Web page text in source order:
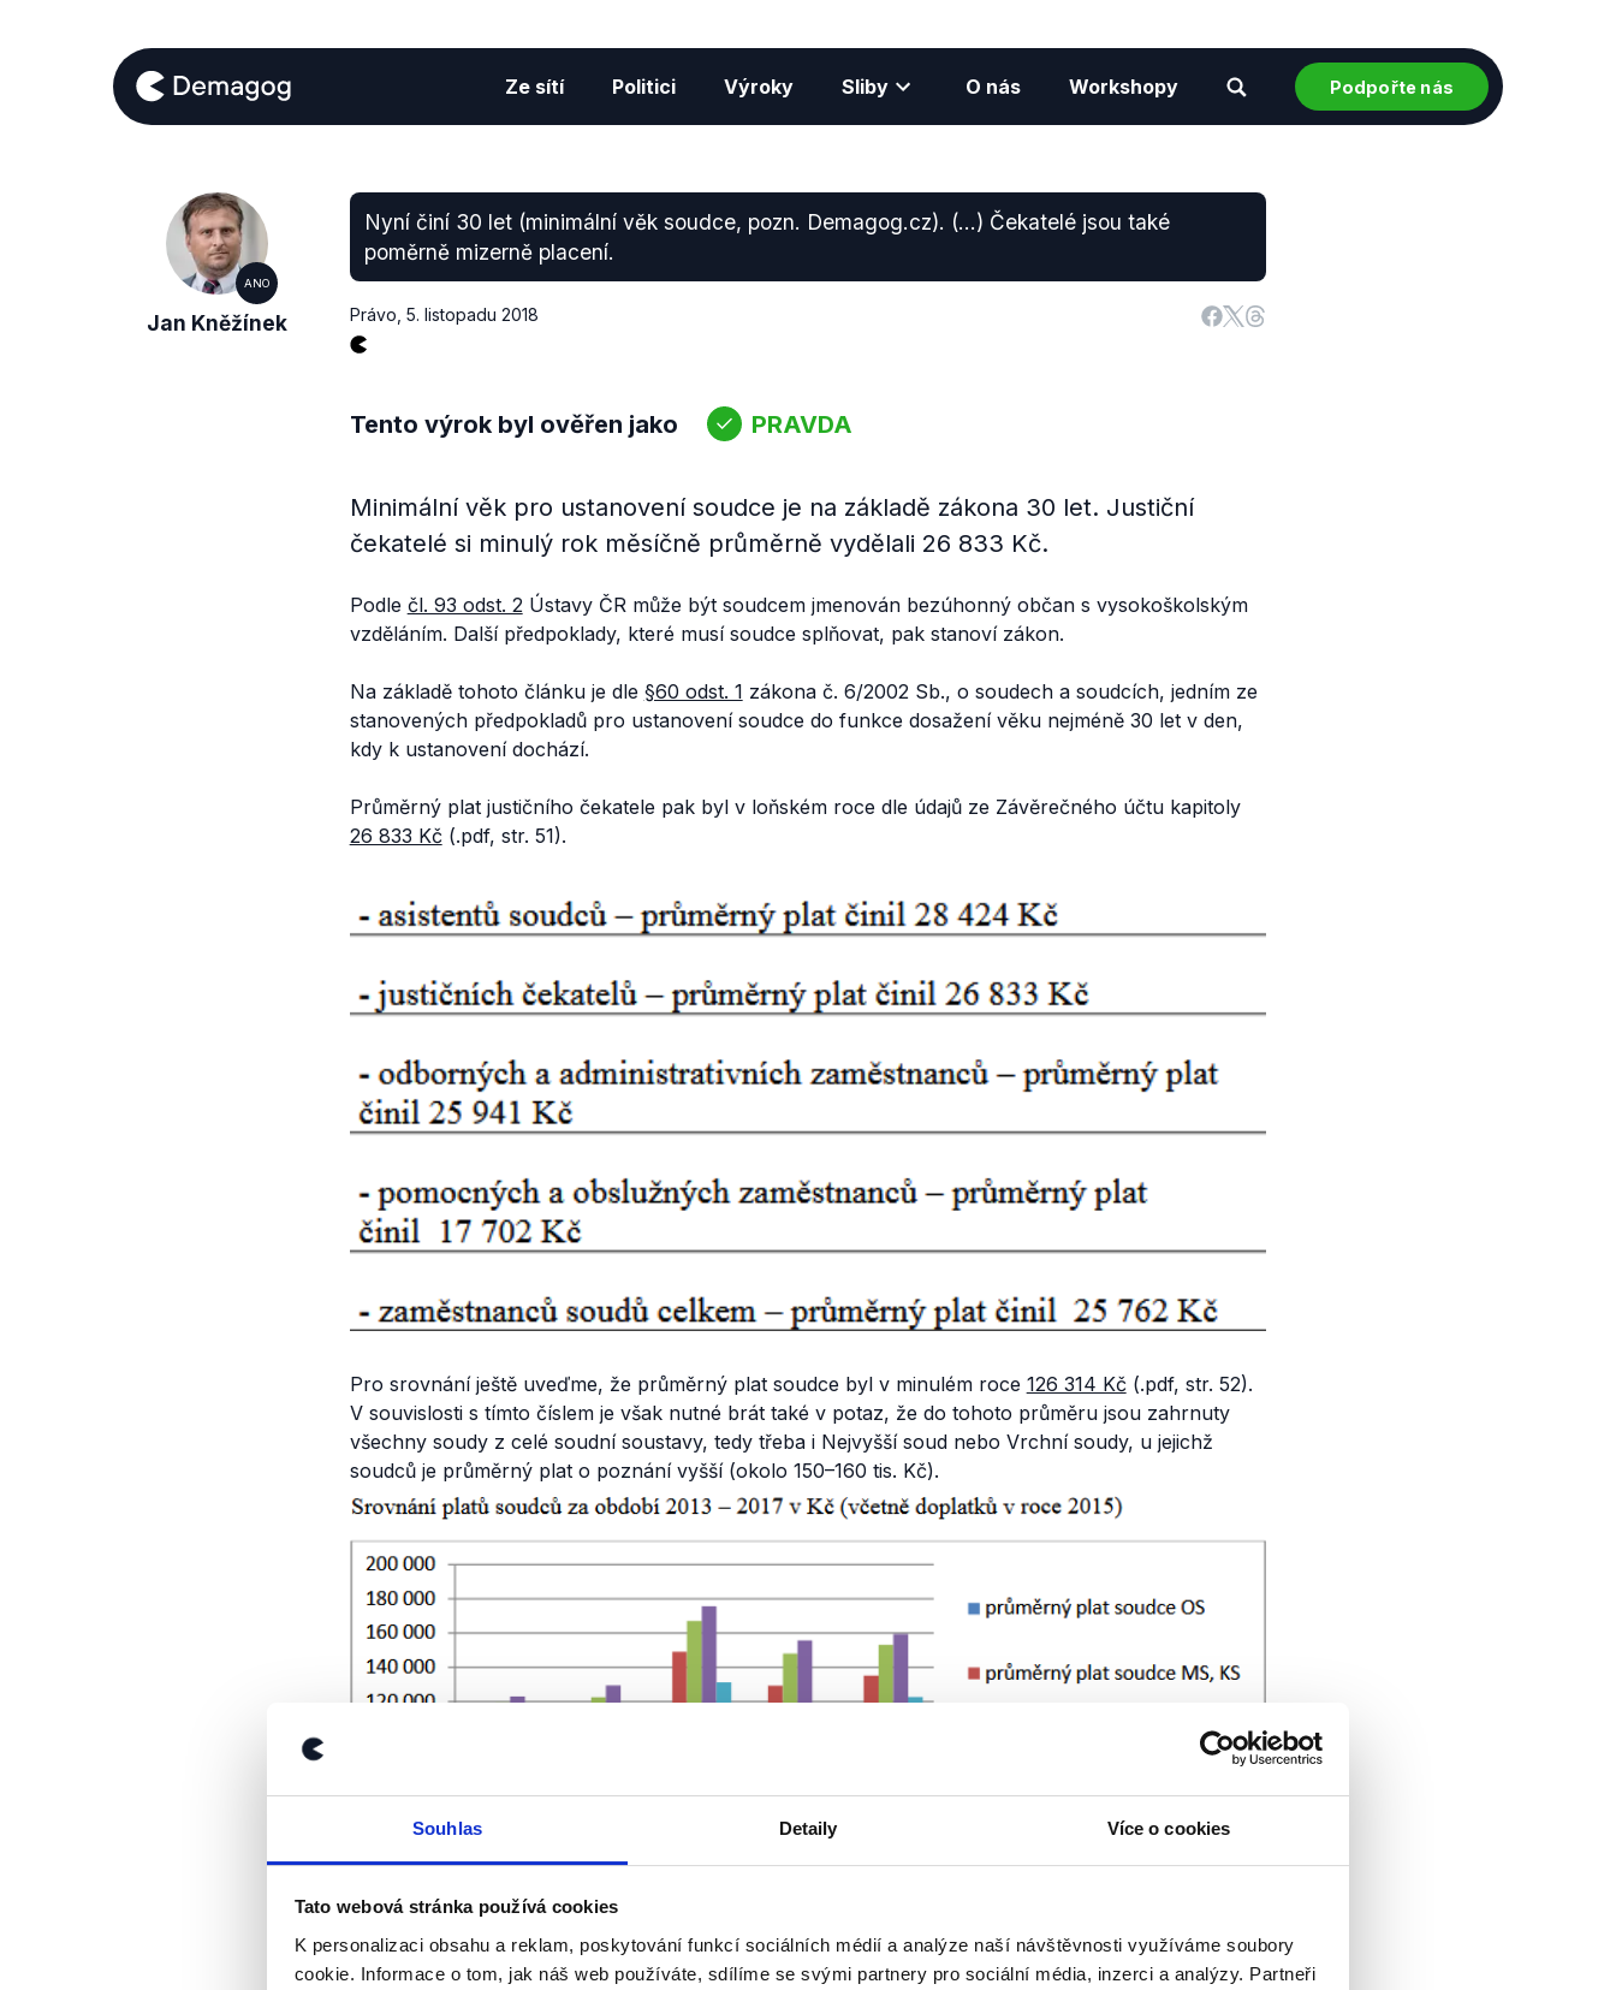
Souhlas Detaily Více o cookies
Tato webová stránka používá cookies
K personalizaci obsahu a reklam, poskytování funkcí sociálních médií a analýze naší návštěvnosti využíváme soubory
cookie. Informace o tom, jak náš web používáte, sdílíme se svými partnery pro sociální média, inzerci a analýzy. Partneři
Ze sítí Politici Výroky Sliby O nás Workshopy Podpořte nás
ANO
Jan Kněžínek
Nyní činí 30 let (minimální věk soudce, pozn. Demagog.cz). (...) Čekatelé jsou také
poměrně mizerně placení.
Právo 5. listopadu 2018
Tento výrok byl ověřen jako PRAVDA
Minimální věk pro ustanovení soudce je na základě zákona 30 let. Justiční
čekatelé si minulý rok měsíčně průměrně vydělali 26 833 Kč.
Podle čl. 93 odst. 2Ústavy ČR může být soudcem jmenován bezúhonný občan s vysokoškolským
vzděláním. Další předpoklady, které musí soudce splňovat, pak stanoví zákon.
Na základě tohoto článku je dle §60 odst. 1 zákona č. 6/2002 Sb., o soudech a soudcích, jedním ze
stanovených předpokladů pro ustanovení soudce do funkce dosažení věku nejméně 30 let v den,
kdy k ustanovení dochází.
Průměrný plat justičního čekatele pak byl v loňském roce dle údajů ze Závěrečného účtu kapitoly
26 833 Kč(.pdf, str. 51).
Pro srovnání ještě uveďme, že průměrný plat soudce byl v minulém roce 126 314 Kč(.pdf, str. 52).
V souvislosti s tímto číslem je však nutné brát také v potaz, že do tohoto průměru jsou zahrnuty
všechny soudy z celé soudní soustavy, tedy třeba i Nejvyšší soud nebo Vrchní soudy, u jejichž
soudců je průměrný plat o poznání vyšší (okolo 150–160 tis. Kč).